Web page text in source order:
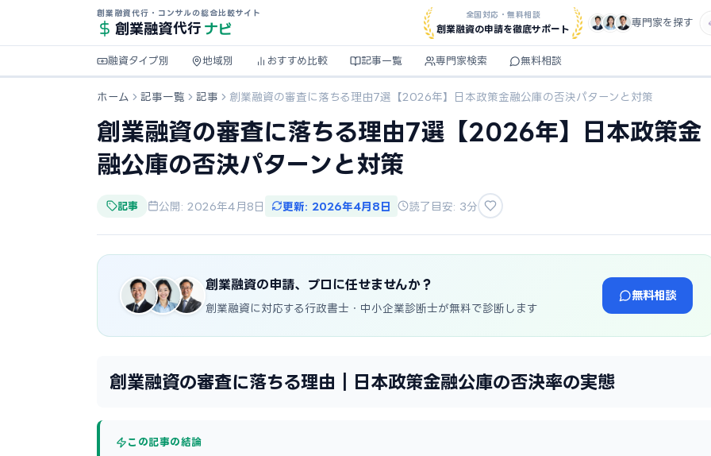
創業融資代行・コンサルの総合比較サイト
創業融資代行 ナビ
全国対応・無料相談
創業融資の申請を徹底サポート
専門家を探す
融資タイプ別 地域別 おすすめ比較 記事一覧 専門家検索 無料相談
ホーム 記事一覧 記事 創業融資の審査に落ちる理由7選【2026年】日本政策金融公庫の否決パターンと対策
創業融資の審査に落ちる理由7選【2026年】日本政策金
融公庫の否決パターンと対策
記事 公開: 2026年4月8日 更新: 2026年4月8日 読了目安: 3分
創業融資の申請、プロに任せませんか？
創業融資に対応する行政書士・中小企業診断士が無料で診断します
無料相談
創業融資の審査に落ちる理由｜日本政策金融公庫の否決率の実態
この記事の結論